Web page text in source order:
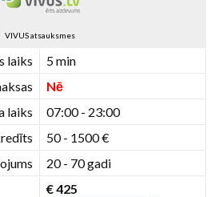
VIVUS atsauksmes
laiks
5 min
Nē
laiks
07:00 - 23:00
50 - 1500 €
20 - 70 gadi
€ 425